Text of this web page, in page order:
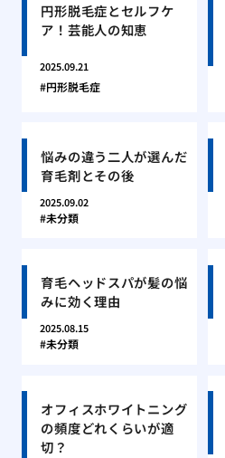
円形脱毛症とセルフケ
ア！芸能人の知恵
2025.09.21
円形脱毛症
悩みの違う二人が選んだ
育毛剤とその後
2025.09.02
未分類
育毛ヘッドスパが髪の悩
みに効く理由
2025.08.15
未分類
オフィスホワイトニング
の頻度どれくらいが適
切？